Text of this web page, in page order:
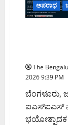
ಅಪರಾಧ
The
2026 9:39 PM
ಬೆಂಗಳೂರು,
ಐಎಸ್‌ಐಎಸ್